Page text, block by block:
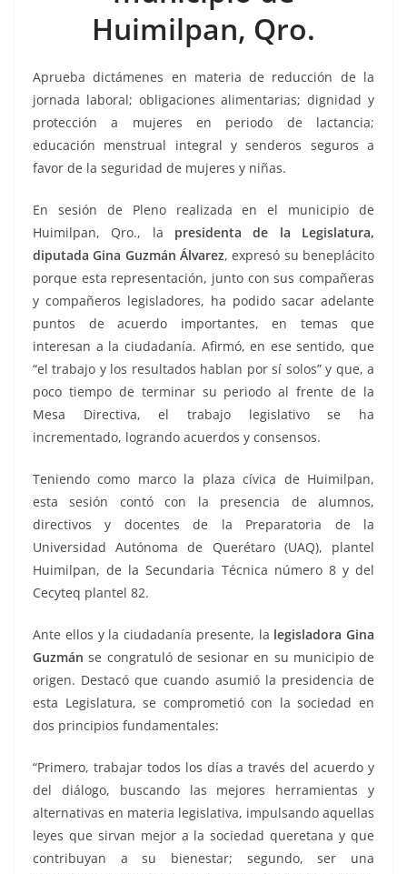
Huimilpan, Qro.
Aprueba dictámenes en materia de reducción de la
jornada laboral; obligaciones alimentarias; dignidad y
protección a mujeres en periodo de lactancia;
educación menstrual integral y senderos seguros a
favor de la seguridad de mujeres y niñas.
En sesión de Pleno realizada en el municipio de
Huimilpan, Qro., la presidenta de la Legislatura,
diputada Gina Guzmán Álvarez, expresó su beneplácito
porque esta representación, junto con sus compañeras
y compañeros legisladores, ha podido sacar adelante
puntos de acuerdo importantes, en temas que
interesan a la ciudadanía. Afirmó, en ese sentido, que
“el trabajo y los resultados hablan por sí solos” y que, a
poco tiempo de terminar su periodo al frente de la
Mesa Directiva, el trabajo legislativo se ha
incrementado, logrando acuerdos y consensos.
Teniendo como marco la plaza cívica de Huimilpan,
esta sesión contó con la presencia de alumnos,
directivos y docentes de la Preparatoria de la
Universidad Autónoma de Querétaro (UAQ), plantel
Huimilpan, de la Secundaria Técnica número 8 y del
Cecyteq plantel 82.
Ante ellos y la ciudadanía presente, la legisladora Gina
Guzmán se congratuló de sesionar en su municipio de
origen. Destacó que cuando asumió la presidencia de
esta Legislatura, se comprometió con la sociedad en
dos principios fundamentales:
“Primero, trabajar todos los días a través del acuerdo y
del diálogo, buscando las mejores herramientas y
alternativas en materia legislativa, impulsando aquellas
leyes que sirvan mejor a la sociedad queretana y que
contribuyan a su bienestar; segundo, ser una